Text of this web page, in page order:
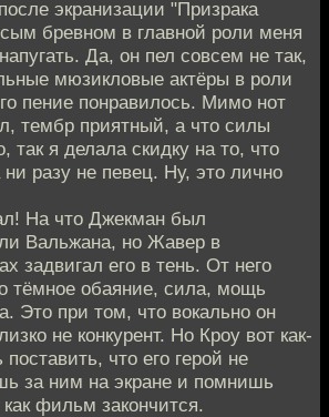
экранизации "Призрака
бревном в главной роли меня
Да, он пел совсем не так,
мюзикловые актёры в роли
пение понравилось. Мимо нот
тембр приятный, а что силы
так я делала скидку на то, что
ни разу не певец. Ну, это лично
На что Джекман был
Вальжана, но Жавер в
задвигал его в тень. От него
тёмное обаяние, сила, мощь
Это при том, что вокально он
не конкурент. Но Кроу вот как-
что его герой не
за ним на экране и помнишь
как фильм закончится.